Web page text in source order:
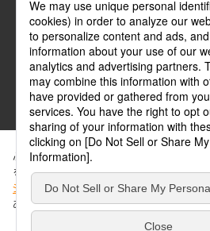
ABJマークは、この電子書店・電子書籍配信サービス
得た正規版配信サービスであることを示す登録商標
ABJマークの詳細、ABJマークを掲示しているサービス
ぶんか社が運営するサイトでは、利便性向
を使用しています。 当社のCookieについて
シー
」をご覧ください。当サイトでは、訪
ありません。